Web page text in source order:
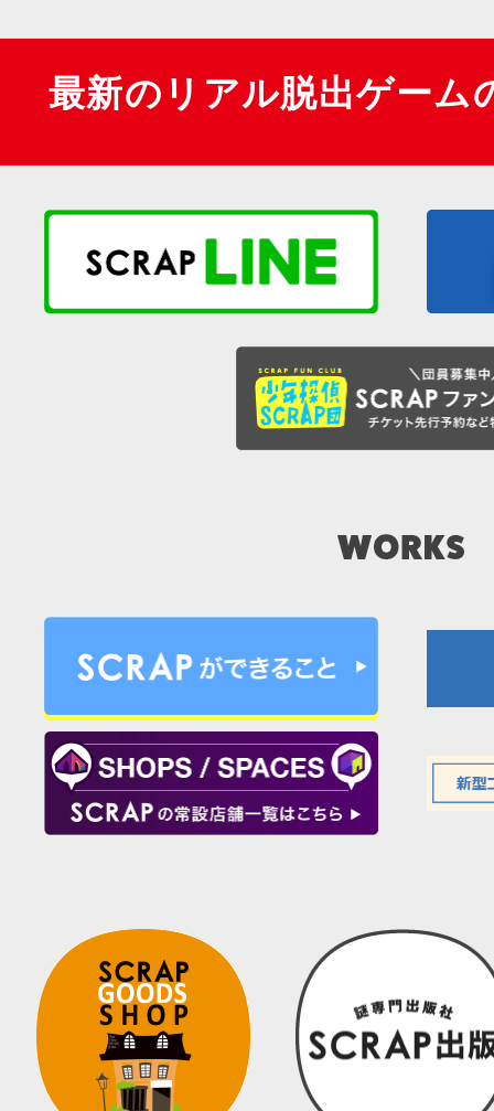
最新のリアル脱出ゲーム